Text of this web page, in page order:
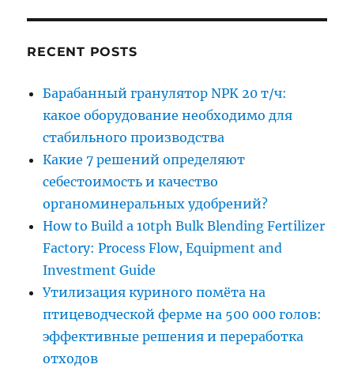
RECENT POSTS
Барабанный гранулятор NPK 20 т/ч:
какое оборудование необходимо для
стабильного производства
Какие 7 решений определяют
себестоимость и качество
органоминеральных удобрений?
How to Build a 10tph Bulk Blending Fertilizer
Factory: Process Flow, Equipment and
Investment Guide
Утилизация куриного помёта на
птицеводческой ферме на 500 000 голов:
эффективные решения и переработка
отходов